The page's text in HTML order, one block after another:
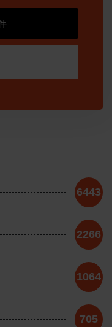
6443
2266
1064
705